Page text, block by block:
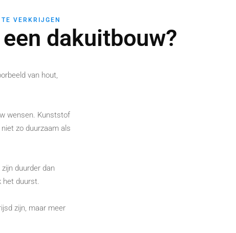
VERKRIJGEN
dakuitbouw?
van hout,
wensen. Kunststof
zo duurzaam als
duurder dan
het duurst.
zijn, maar meer